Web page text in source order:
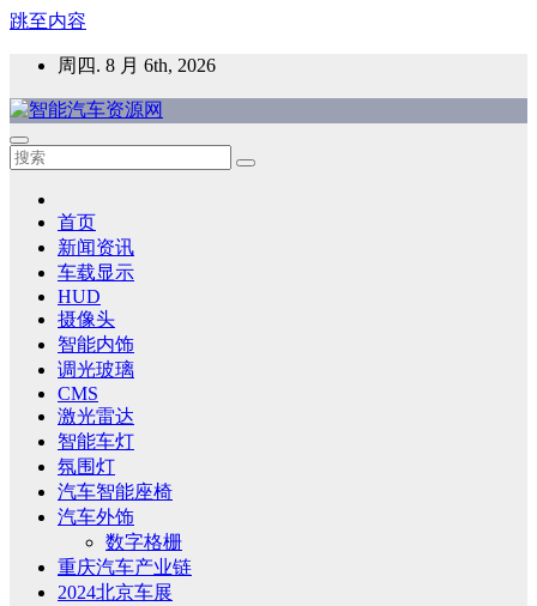
跳至内容
周四. 8 月 6th, 2026
智能汽车资源网
智能表面，智能内饰，新能源汽车，HMI，人车交互，智能车
首页
新闻资讯
车载显示
HUD
摄像头
智能内饰
调光玻璃
CMS
激光雷达
智能车灯
氛围灯
汽车智能座椅
汽车外饰
数字格栅
重庆汽车产业链
2024北京车展